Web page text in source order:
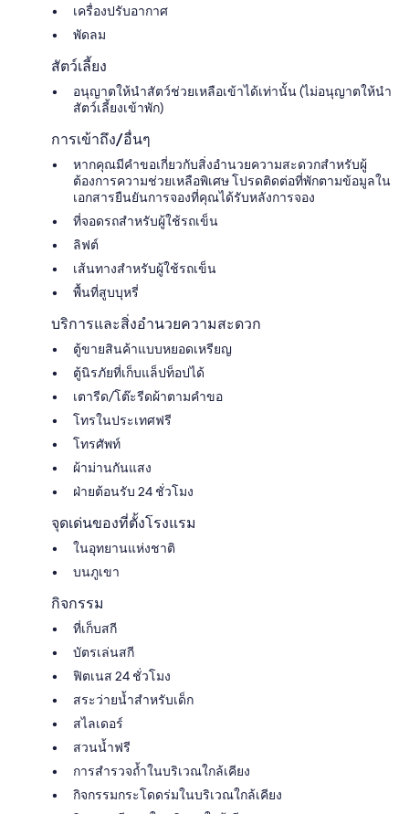
เครื่องปรับอากาศ
พัดลม
สัตว์เลี้ยง
อนุญาตให้นำสัตว์ช่วยเหลือเข้าได้เท่านั้น (ไม่อนุญาตให้นำ
สัตว์เลี้ยงเข้าพัก)
การเข้าถึง/อื่นๆ
หากคุณมีคำขอเกี่ยวกับสิ่งอำนวยความสะดวกสำหรับผู้
ต้องการความช่วยเหลือพิเศษ โปรดติดต่อที่พักตามข้อมูลใน
เอกสารยืนยันการจองที่คุณได้รับหลังการจอง
ที่จอดรถสำหรับผู้ใช้รถเข็น
ลิฟต์
เส้นทางสำหรับผู้ใช้รถเข็น
พื้นที่สูบบุหรี่
บริการและสิ่งอำนวยความสะดวก
ตู้ขายสินค้าแบบหยอดเหรียญ
ตู้นิรภัยที่เก็บแล็ปท็อปได้
เตารีด/โต๊ะรีดผ้าตามคำขอ
โทรในประเทศฟรี
โทรศัพท์
ผ้าม่านกันแสง
ฝ่ายต้อนรับ 24 ชั่วโมง
จุดเด่นของที่ตั้งโรงแรม
ในอุทยานแห่งชาติ
บนภูเขา
กิจกรรม
ที่เก็บสกี
บัตรเล่นสกี
ฟิตเนส 24 ชั่วโมง
สระว่ายน้ำสำหรับเด็ก
สไลเดอร์
สวนน้ำฟรี
การสำรวจถ้ำในบริเวณใกล้เคียง
กิจกรรมกระโดดร่มในบริเวณใกล้เคียง